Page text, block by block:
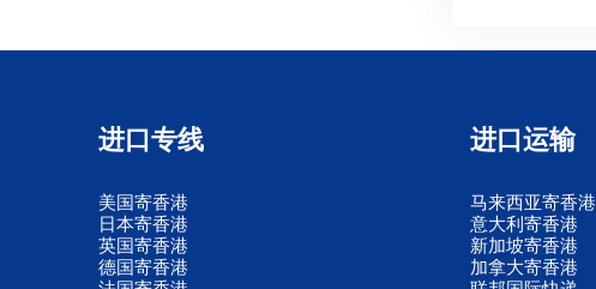
进口专线
美国寄香港
日本寄香港
英国寄香港
德国寄香港
进口运输
马来西亚寄香港
意大利寄香港
新加坡寄香港
加拿大寄香港